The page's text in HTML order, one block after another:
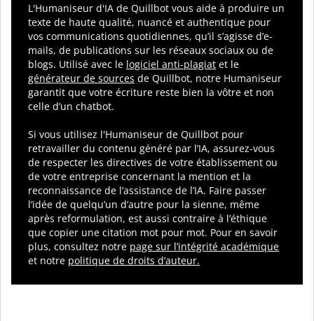
L'Humaniseur d'IA de Quillbot vous aide à produire un
texte de haute qualité, nuancé et authentique pour
vos communications quotidiennes, qu’il s’agisse d’e-
mails, de publications sur les réseaux sociaux ou de
blogs. Utilisé avec le logiciel anti-plagiat et le
générateur de sources de Quillbot, notre Humaniseur
garantit que votre écriture reste bien la vôtre et non
celle d’un chatbot.
Si vous utilisez l'Humaniseur de Quillbot pour
retravailler du contenu généré par l’IA, assurez-vous
de respecter les directives de votre établissement ou
de votre entreprise concernant la mention et la
reconnaissance de l’assistance de l’IA. Faire passer
l’idée de quelqu’un d’autre pour la sienne, même
après reformulation, est aussi contraire à l’éthique
que copier une citation mot pour mot. Pour en savoir
plus, consultez notre page sur l’intégrité académique
et notre politique de droits d’auteur.